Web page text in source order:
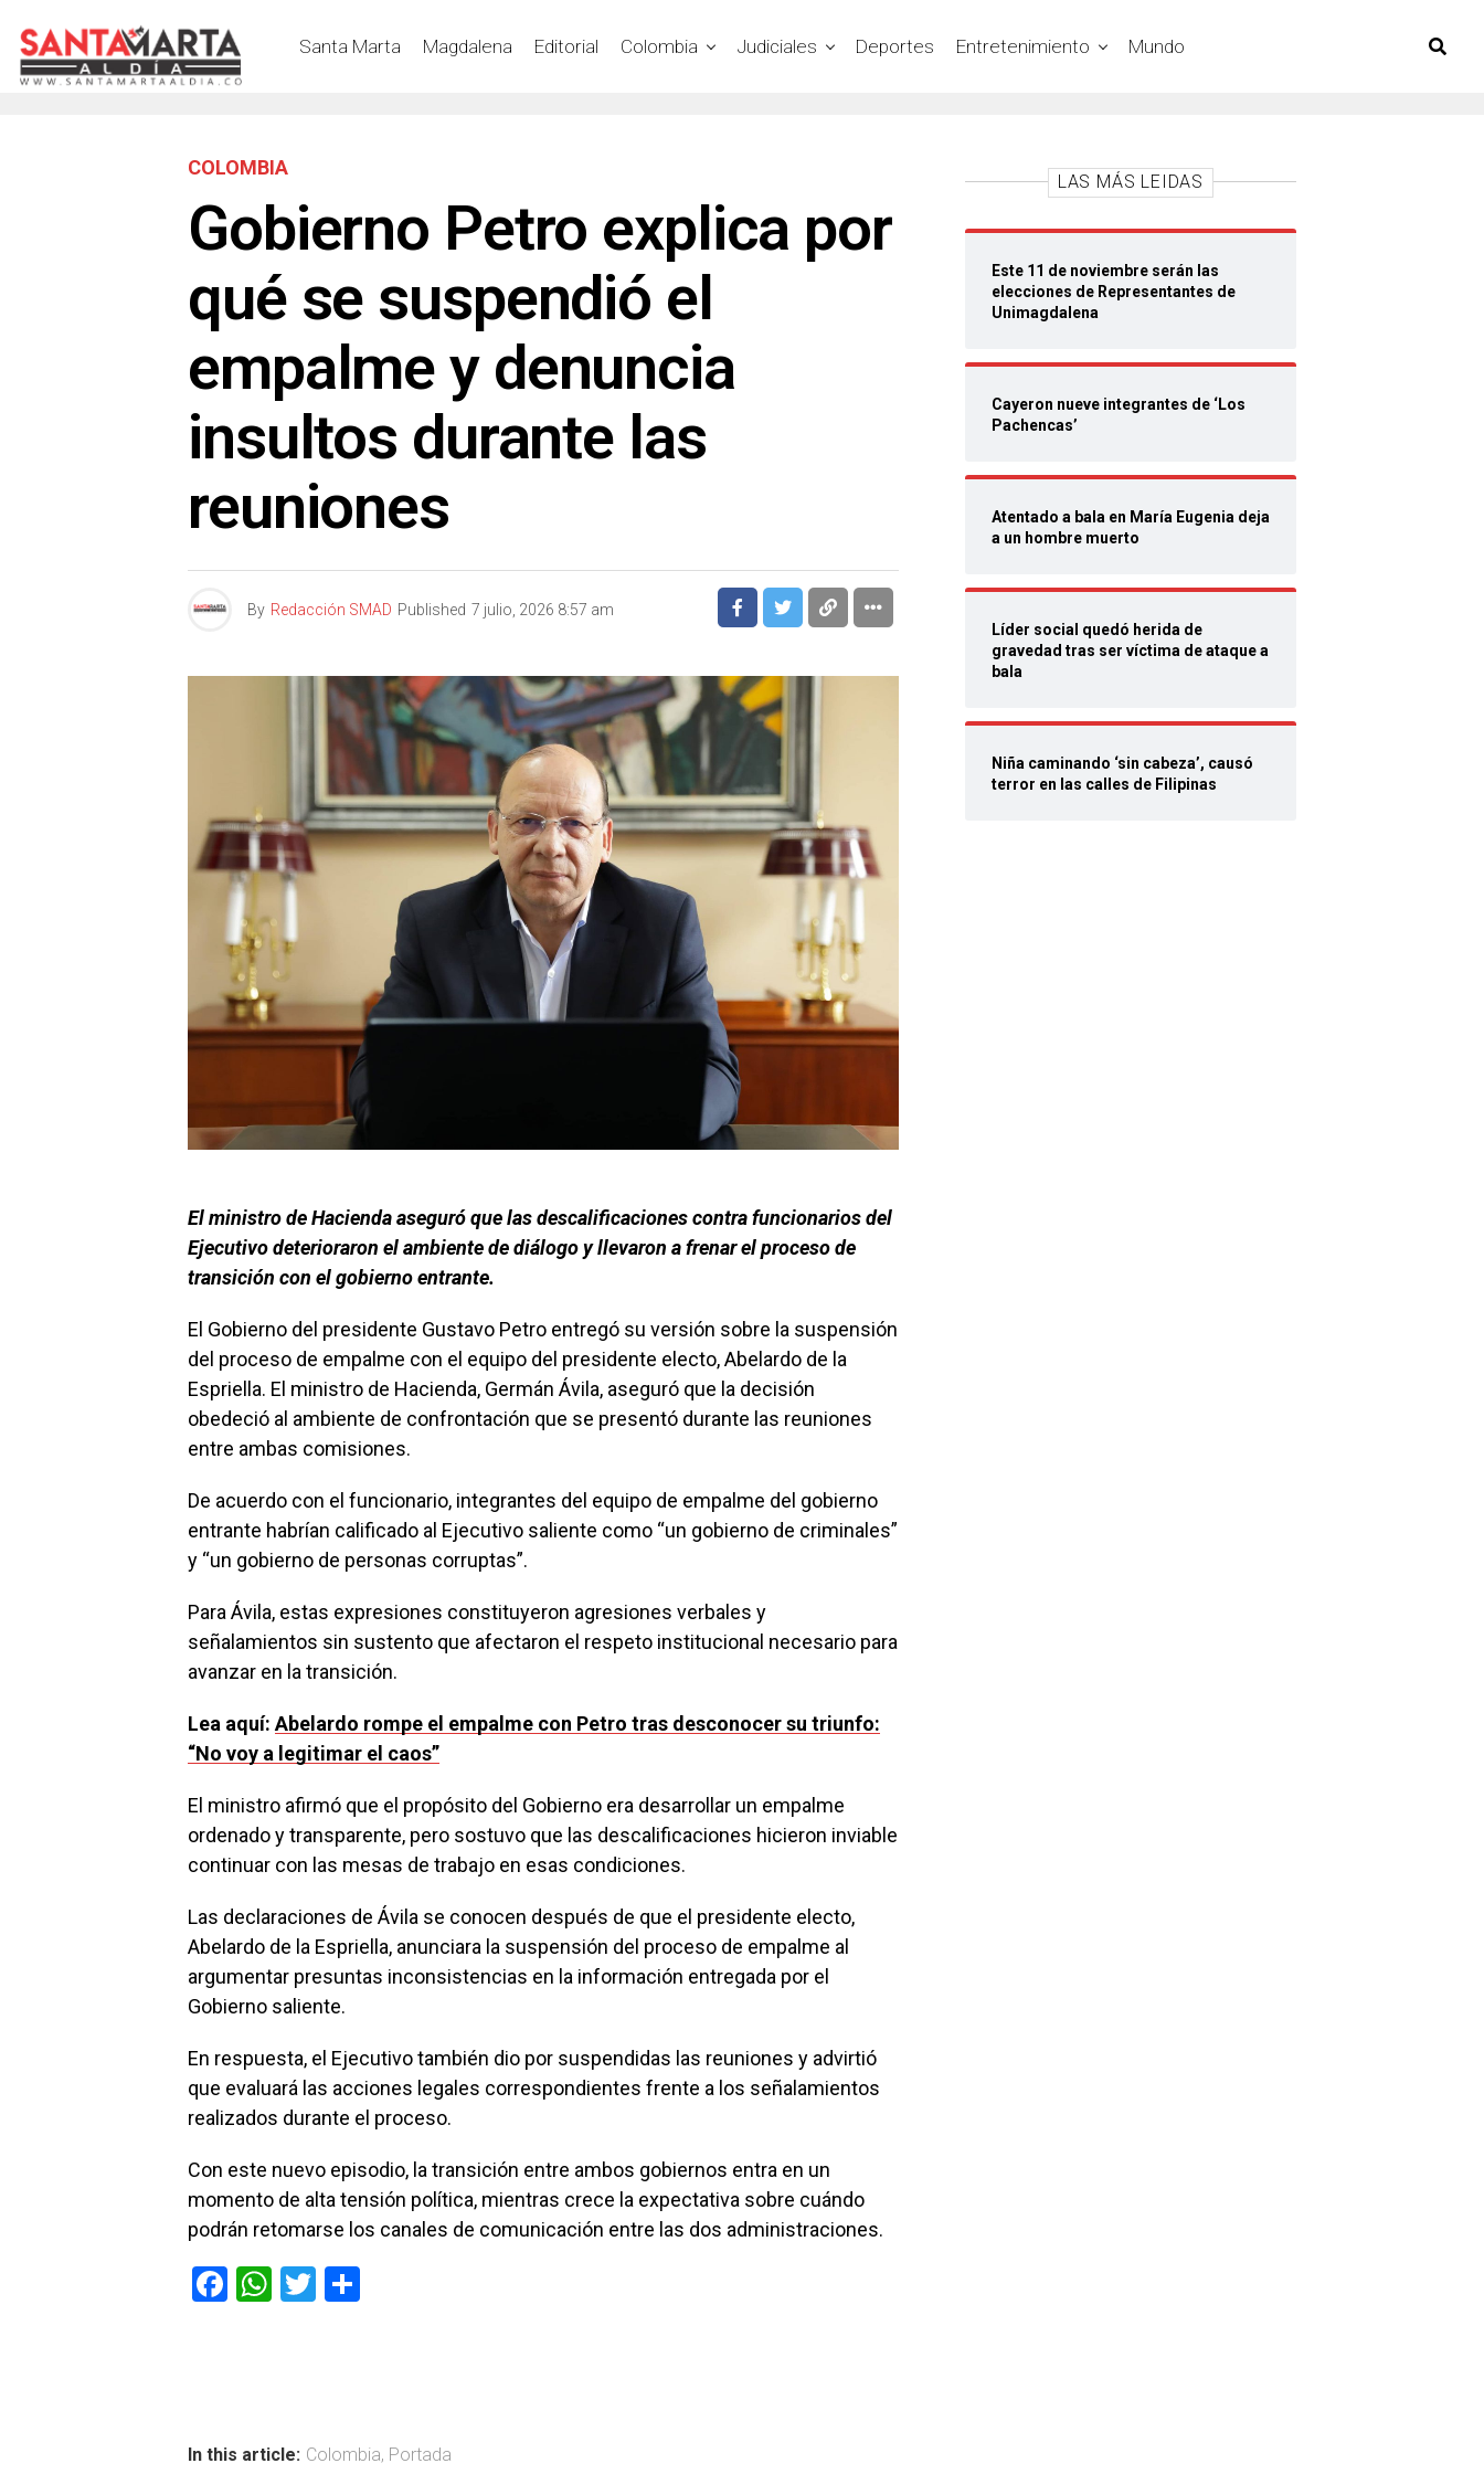
Santa Marta Magdalena Editorial Colombia Judiciales Deportes Entretenimiento Mundo
COLOMBIA
Gobierno Petro explica por
qué se suspendió el
empalme y denuncia
insultos durante las
reuniones
By Redacción SMAD Published 7 julio, 2026 8:57 am
El ministro de Hacienda aseguró que las descalificaciones contra funcionarios del
Ejecutivo deterioraron el ambiente de diálogo y llevaron a frenar el proceso de
transición con el gobierno entrante.
El Gobierno del presidente Gustavo Petro entregó su versión sobre la suspensión
del proceso de empalme con el equipo del presidente electo, Abelardo de la
Espriella. El ministro de Hacienda, Germán Ávila, aseguró que la decisión
obedeció al ambiente de confrontación que se presentó durante las reuniones
entre ambas comisiones.
De acuerdo con el funcionario, integrantes del equipo de empalme del gobierno
entrante habrían calificado al Ejecutivo saliente como “un gobierno de criminales”
y “un gobierno de personas corruptas”.
Para Ávila, estas expresiones constituyeron agresiones verbales y
señalamientos sin sustento que afectaron el respeto institucional necesario para
avanzar en la transición.
Lea aquí:Abelardo rompe el empalme con Petro tras desconocer su triunfo:
“No voy a legitimar el caos”
El ministro afirmó que el propósito del Gobierno era desarrollar un empalme
ordenado y transparente, pero sostuvo que las descalificaciones hicieron inviable
continuar con las mesas de trabajo en esas condiciones.
Las declaraciones de Ávila se conocen después de que el presidente electo,
Abelardo de la Espriella, anunciara la suspensión del proceso de empalme al
argumentar presuntas inconsistencias en la información entregada por el
Gobierno saliente.
En respuesta, el Ejecutivo también dio por suspendidas las reuniones y advirtió
que evaluará las acciones legales correspondientes frente a los señalamientos
realizados durante el proceso.
Con este nuevo episodio, la transición entre ambos gobiernos entra en un
momento de alta tensión política, mientras crece la expectativa sobre cuándo
podrán retomarse los canales de comunicación entre las dos administraciones.
F
ok
W
p
T
tir
In this article: Colombia, Portada
LAS MÁS LEIDAS
Este 11 de noviembre serán las
elecciones de Representantes de
Unimagdalena
Cayeron nueve integrantes de ‘Los
Pachencas’
Atentado a bala en María Eugenia deja
a un hombre muerto
Líder social quedó herida de
gravedad tras ser víctima de ataque a
bala
Niña caminando ‘sin cabeza’, causó
terror en las calles de Filipinas